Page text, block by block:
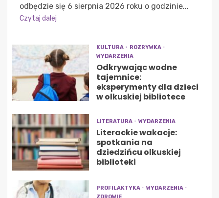
odbędzie się 6 sierpnia 2026 roku o godzinie...
Czytaj dalej
KULTURA
ROZRYWKA
WYDARZENIA
Odkrywając wodne
tajemnice:
eksperymenty dla dzieci
w olkuskiej bibliotece
LITERATURA WYDARZENIA
Literackie wakacje:
spotkania na
dziedzińcu olkuskiej
biblioteki
PROFILAKTYKA
WYDARZENIA